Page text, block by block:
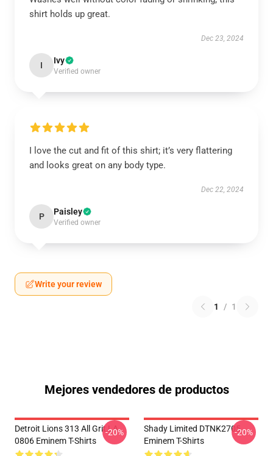
shirt holds up great.
Dec 23, 2024
I Ivy
Verified owner
I love the cut and fit of this shirt; it’s very flattering
and looks great on any body type.
Dec 22, 2024
P Paisley
Verified owner
Write your review
1 / 1
Mejores vendedores de productos
Detroit Lions 313 All Grit LA
0806 Eminem T-Shirts
-20%
Shady Limited DTNK2705
Eminem T-Shirts
-20%